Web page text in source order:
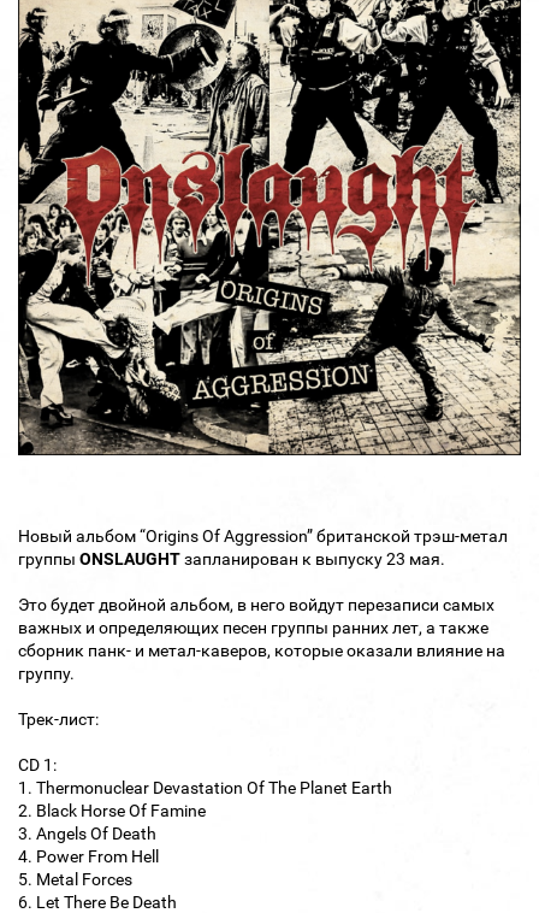
Новый альбом “Origins Of Aggression” британской трэш-метал
группы ONSLAUGHTзапланирован к выпуску 23 мая.
Это будет двойной альбом, в него войдут перезаписи самых
важных и определяющих песен группы ранних лет, а также
сборник панк- и метал-каверов, которые оказали влияние на
группу.
Трек-лист:
CD 1:
1. Thermonuclear Devastation Of The Planet Earth
2. Black Horse Of Famine
3. Angels Of Death
4. Power From Hell
5. Metal Forces
6. Let There Be Death